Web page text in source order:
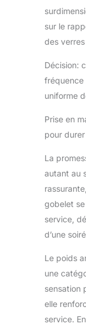
sur le
des
Décision:
fréquence
uniforme
Prise en
pour durer
La
autant au
gobelet
service,
d’une
Le poids
une
sensation
elle
service.